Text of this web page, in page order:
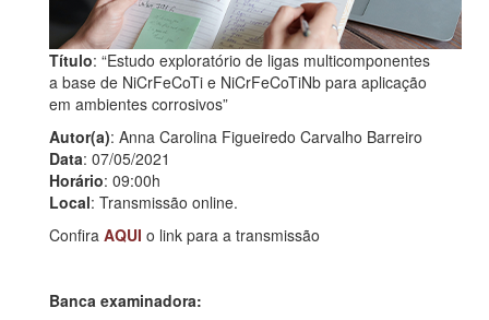
Título: “Estudo exploratório de ligas multicomponentes
a base de NiCrFeCoTi e NiCrFeCoTiNb para aplicação
em ambientes corrosivos”
Autor(a): Anna Carolina Figueiredo Carvalho Barreiro
Data: 07/05/2021
Horário: 09:00h
Local: Transmissão online.
Confira AQUI o link para a transmissão
Banca examinadora: